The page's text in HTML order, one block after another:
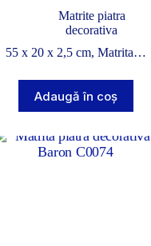
Matrite piatra
decorativa
55 x 20 x 2,5 cm, Matrita…
Adaugă în coș